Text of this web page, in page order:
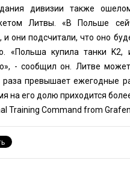
дивизии также
Литвы. «В Польше
и они подсчитали, что оно
«Польша купила танки
- сообщил он. Литве
раза превышает ежегодные
на его долю приходится
Training Command from